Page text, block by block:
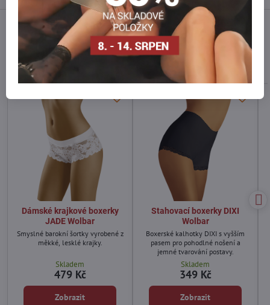
FacebookTwitterBlueskyPinterestReddit LinkedIn WhatsApp
E-
mail
Alternativní produkty
Dámské krajkové boxerky
JADE Wolbar
Smyslné barokní šortky vyrobené z
měkké, lesklé krajky.
Skladem
479 Kč
Zobrazit
Stahovací boxerky DIXI
Wolbar
Boxerské kalhotky DIXI s vyšším
pasem pro pohodlné nošení a
jemné tvarování postavy.
Skladem
349 Kč
Zobrazit